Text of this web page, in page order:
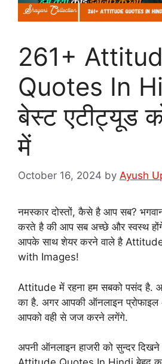
261+
Quotes In
बेस्ट एटीट्यूड
में
October 16, 2024 by Ayush
नमस्कार दोस्तों, कैसे है आप सब? भगवान
करते है की आप सब अच्छे और स्वस्थ
आपके साथ शेयर करने वाले है
with Images!
Attitude में रहना हम सबको पसंद
का है. अगर आपकी ऑनलाइन प्रोफाइल
आपको वही से जज करने लगेंगे.
अपनी ऑनलाइन हाजरी को सुन्दर